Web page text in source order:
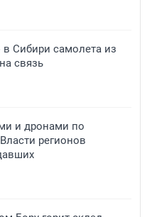
Сибири самолета из
связь
и дронами по
регионов